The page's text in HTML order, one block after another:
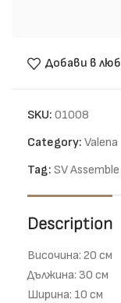
Добави в
SKU: 01008
Category: Valena
Tag: SV
Description
Височина: 20 см
Дължина: 30 см
Ширина: 10 см